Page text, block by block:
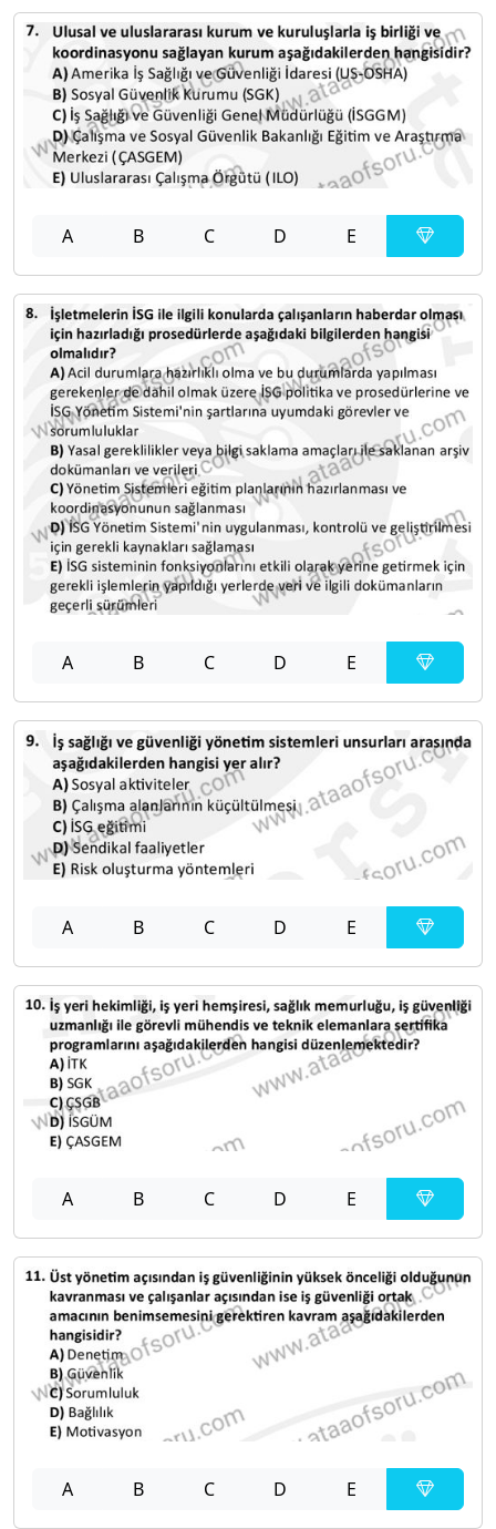
A B C D E
A B C D E
A B C D E
A B C D E
A B C D E